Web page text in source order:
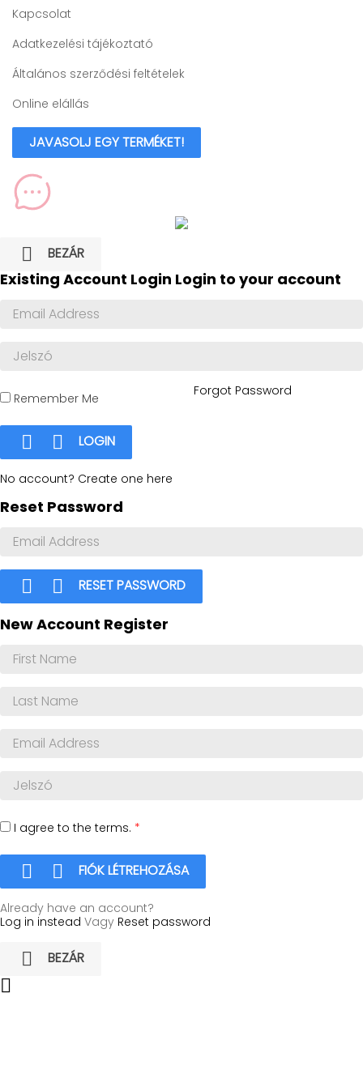
Kapcsolat
Adatkezelési tájékoztató
Általános szerződési feltételek
Online elállás
JAVASOLJ EGY TERMÉKET!
 BEZÁR
Existing Account Login Login to your account
Remember Me Forgot Password
  LOGIN
No account? Create one here
Reset Password
  RESET PASSWORD
New Account Register
I agree to the terms. *
  FIÓK LÉTREHOZÁSA
Already have an account?
Log in instead Vagy Reset password
 BEZÁR
